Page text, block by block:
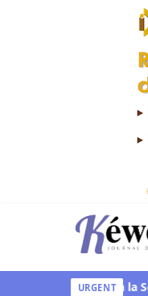
Aller au contenu
Kéwoulo, le
URGENT
face à la Senelec